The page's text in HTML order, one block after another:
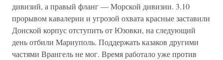
дивизий, а правый фланг — Морской дивизии. 3.10
прорывом кавалерии и угрозой охвата красные заставили
Донской корпус отступить от Юзовки, на следующий
день отбили Мариуполь. Поддержать казаков другими
частями Врангель не мог. Время работало уже против